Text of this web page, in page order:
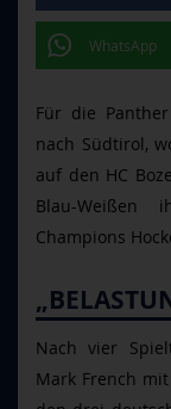
WhatsApp
Für die
nach Südtirol,
auf den HC
Blau-Weißen
Champions
Nach vier
Mark French